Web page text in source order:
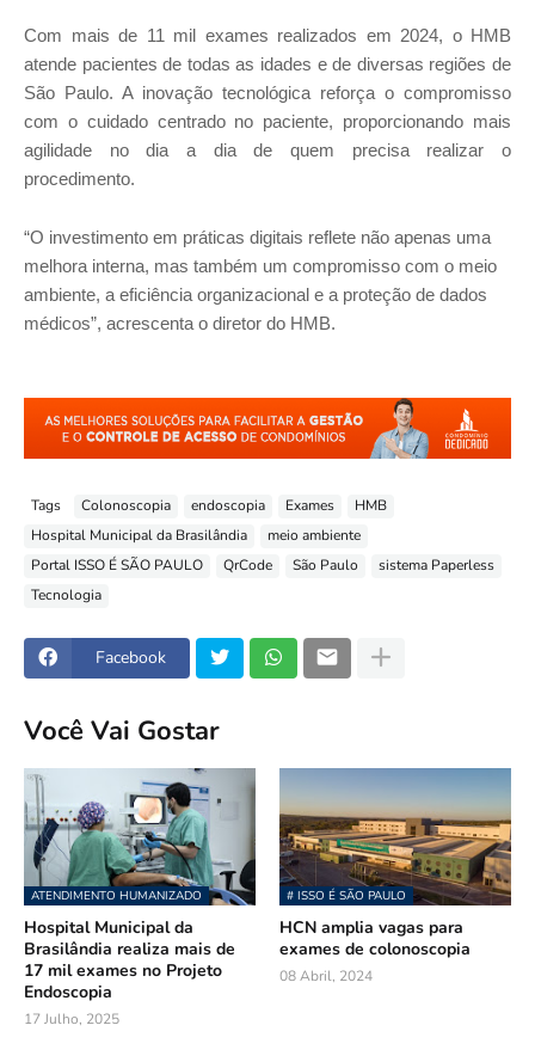
Com mais de 11 mil exames realizados em 2024, o HMB
atende pacientes de todas as idades e de diversas regiões de
São Paulo. A inovação tecnológica reforça o compromisso
com o cuidado centrado no paciente, proporcionando mais
agilidade no dia a dia de quem precisa realizar o
procedimento.
“O investimento em práticas digitais reflete não apenas uma
melhora interna, mas também um compromisso com o meio
ambiente, a eficiência organizacional e a proteção de dados
médicos”, acrescenta o diretor do HMB.
Tags Colonoscopia endoscopia Exames
HMB
Hospital Municipal da Brasilândia
meio ambiente
Portal ISSO É SÃO PAULO
QrCode São Paulo
sistema Paperless
Tecnologia
Facebook
Você Vai Gostar
ATENDIMENTO HUMANIZADO
Hospital Municipal da
Brasilândia realiza mais de
17 mil exames no Projeto
Endoscopia
17 Julho, 2025
# ISSO É SÃO PAULO
HCN amplia vagas para
exames de colonoscopia
08 Abril, 2024